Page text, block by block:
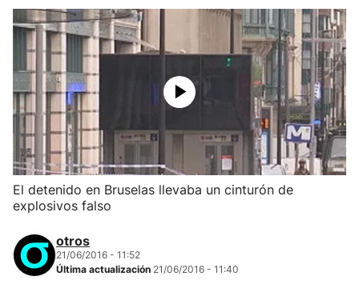
El detenido en Bruselas llevaba un cinturón de
explosivos falso
otros
21/06/2016 - 11:52
Última actualización 21/06/2016 - 11:40